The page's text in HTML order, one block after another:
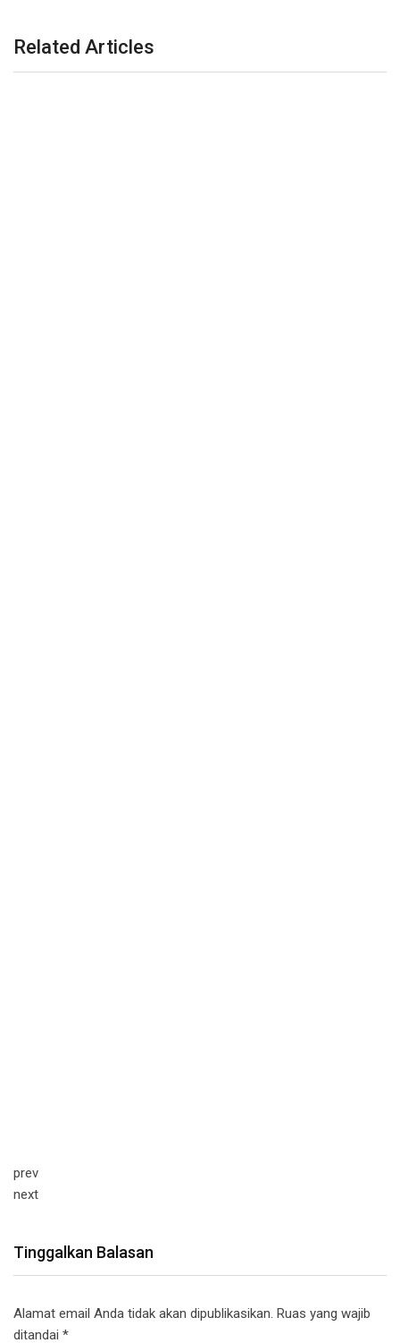
Related Articles
prev
next
Tinggalkan Balasan
Alamat email Anda tidak akan dipublikasikan. Ruas yang wajib
ditandai *